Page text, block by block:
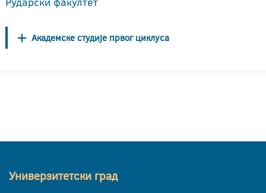
Академске студије првог циклуса
Универзитетски град